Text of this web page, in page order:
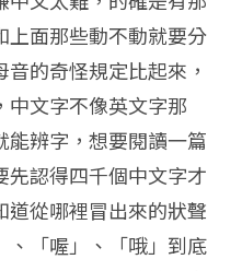
上面那些動不動就要分
的奇怪規定比起來，
中文字不像英文字那
能辨字，想要閱讀一篇
認得四千個中文字才
道從哪裡冒出來的狀聲
、「喔」、「哦」到底